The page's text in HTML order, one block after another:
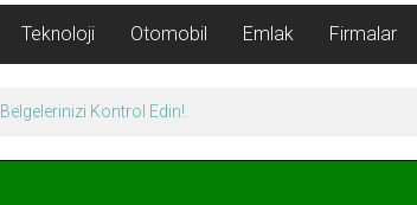
Teknoloji Otomobil Emlak Firmalar
Kontrol Edin!.